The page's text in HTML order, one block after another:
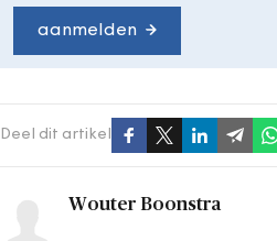
aanmelden
Deel dit artikel
Wouter Boonstra